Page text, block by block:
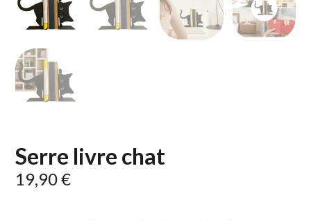
Serre livre chat
19,90€